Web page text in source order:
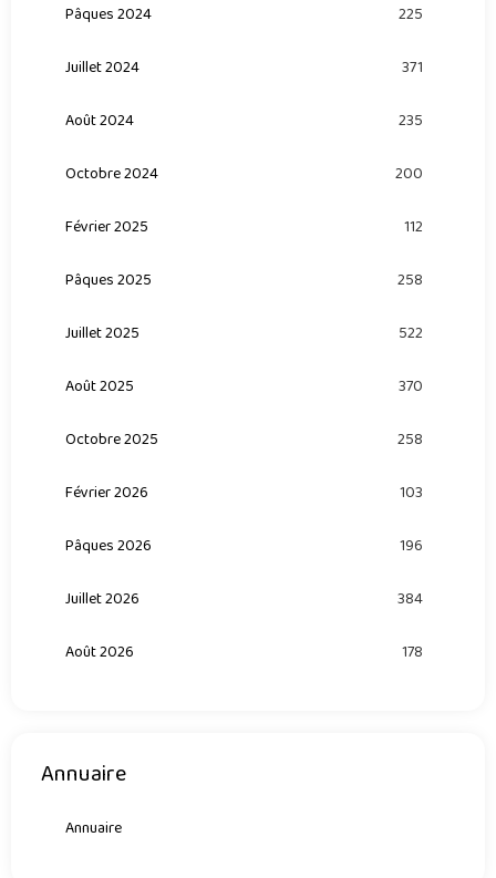
Pâques 2024 225
Juillet 2024 371
Août 2024 235
Octobre 2024 200
Février 2025 112
Pâques 2025 258
Juillet 2025 522
Août 2025 370
Octobre 2025 258
Février 2026 103
Pâques 2026 196
Juillet 2026 384
Août 2026 178
Annuaire
Annuaire